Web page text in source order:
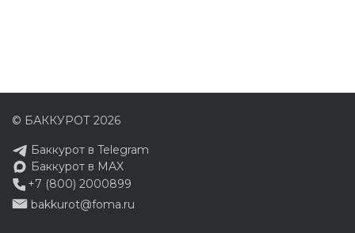
© БАККУРОТ 2026
Баккурот в Telegram
Баккурот в MAX
+7 (800) 2000899
bakkurot@foma.ru